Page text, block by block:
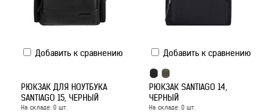
Добавить к сравнению
РЮКЗАК ДЛЯ НОУТБУКА
SANTIAGO 15, ЧЕРНЫЙ
На складе:0 шт.
Добавить к сравнению
РЮКЗАК SANTIAGO 14,
ЧЕРНЫЙ
На складе:0 шт.